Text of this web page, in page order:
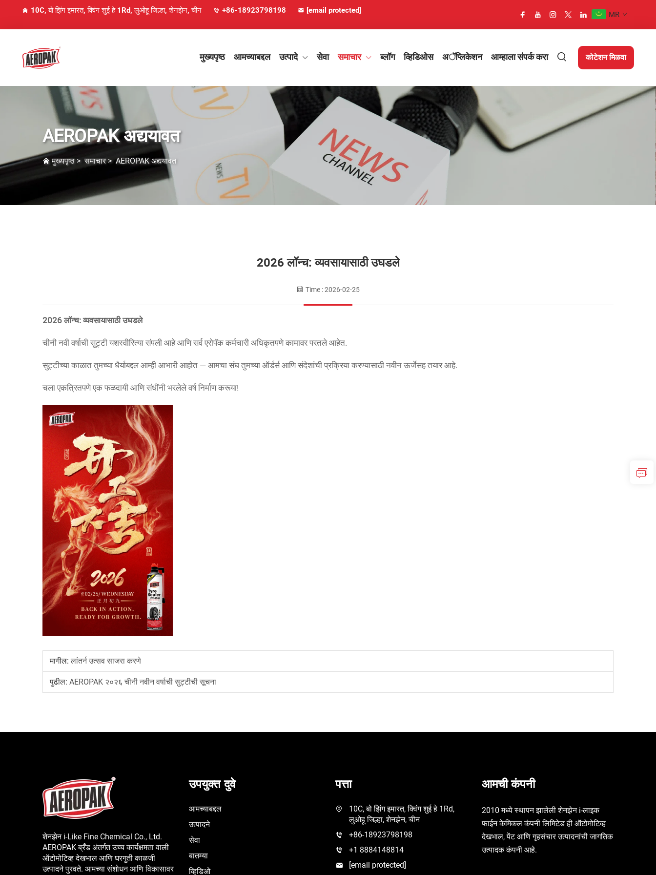
10C, बो झिंग इमारत, क्विंग शुई हे 1Rd, लुओहू जिल्हा, शेनझेन, चीन +86-18923798198 [email protected] MR
मुख्यपृष्ठ आमच्याबद्दल उत्पादे सेवा समाचार ब्लॉग व्हिडिओस अॅप्लिकेशन आम्हाला संपर्क करा कोटेशन मिळवा
AEROPAK अद्ययावत
मुख्यपृष्ठ>समाचार>AEROPAK अद्ययावत
2026 लॉन्च: व्यवसायासाठी उघडले
Time : 2026-02-25
2026 लॉन्च: व्यवसायासाठी उघडले
चीनी नवी वर्षाची सुट्टी यशस्वीरित्या संपली आहे आणि सर्व एरोपॅक कर्मचारी अधिकृतपणे कामावर परतले आहेत.
सुट्टीच्या काळात तुमच्या धैर्याबद्दल आम्ही आभारी आहोत — आमचा संघ तुमच्या ऑर्डर्स आणि संदेशांची प्रक्रिया करण्यासाठी नवीन ऊर्जेसह तयार आहे.
चला एकत्रितपणे एक फळदायी आणि संधींनी भरलेले वर्ष निर्माण करूया!
मागील: लांतर्न उत्सव साजरा करणे
पुढील: AEROPAK २०२६ चीनी नवीन वर्षाची सुट्टीची सूचना
शेनझेन i-Like Fine Chemical Co., Ltd.
AEROPAK ब्रँड अंतर्गत उच्च कार्यक्षमता वाली
ऑटोमोटिव्ह देखभाल आणि घरगुती काळजी
उत्पादने पुरवते. आमच्या संशोधन आणि विकासावर
उपयुक्त दुवे
आमच्याबद्दल
उत्पादने
सेवा
बातम्या
व्हिडिओ
पत्ता
10C, बो झिंग इमारत, क्विंग शुई हे 1Rd,
लुओहू जिल्हा, शेनझेन, चीन
+86-18923798198
+1 8884148814
[email protected]
आमची कंपनी
2010 मध्ये स्थापन झालेली शेनझेन i-लाइक
फाईन केमिकल कंपनी लिमिटेड ही ऑटोमोटिव्ह
देखभाल, पेंट आणि गृहसंचार उत्पादनांची जागतिक
उत्पादक कंपनी आहे.